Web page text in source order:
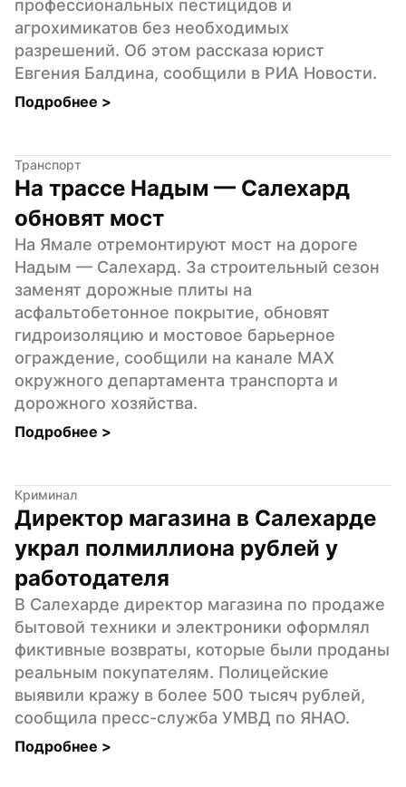
профессиональных пестицидов и
агрохимикатов без необходимых
разрешений. Об этом рассказа юрист
Евгения Балдина, сообщили в РИА Новости.
Подробнее >
Транспорт
На трассе Надым — Салехард
обновят мост
На Ямале отремонтируют мост на дороге
Надым — Салехард. За строительный сезон
заменят дорожные плиты на
асфальтобетонное покрытие, обновят
гидроизоляцию и мостовое барьерное
ограждение, сообщили на канале MAX
окружного департамента транспорта и
дорожного хозяйства.
Подробнее >
Криминал
Директор магазина в Салехарде
украл полмиллиона рублей у
работодателя
В Салехарде директор магазина по продаже
бытовой техники и электроники оформлял
фиктивные возвраты, которые были проданы
реальным покупателям. Полицейские
выявили кражу в более 500 тысяч рублей,
сообщила пресс-служба УМВД по ЯНАО.
Подробнее >